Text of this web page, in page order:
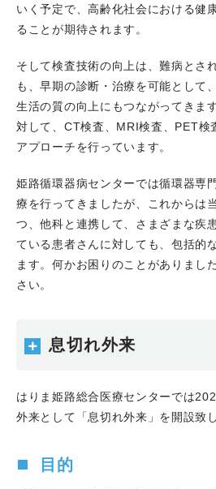
2024.07.31Coronary
され、高谷具史科長が寄稿しま
1．DCBの作用機序を解明す
その1：Late lumen enlargement
2024.07.18
当科で研修をされ
reportがCirculation Reports誌に
2024.07.14
当科OBの藤井政佳
2024.07.05 はり姫 Workshop
院でWorkshopを開催しました。
2024.06.20 平成6年度 はり姫健
当科の松尾晃樹医師が、講師を
2024.06.06 舛本慧子先生の
Heart Journal Case Reportsに
受賞しました。
た。
特集：負荷心エコーで疾患の何
2024.04.19-21
いく予定で、高齢化社会における健
ることが期待されます。
そして検査技術の向上は、難病とさ
も、早期の診断・治療を可能として
生活の質の向上にもつながってきま
対して、CT検査、MRI検査、PET検
アプローチを行っています。
姫路循環器病センターでは循環器専
療を行ってきましたが、これからは
つ、他科と連携して、さまざまな疾
ている患者さんに対しても、包括的
ます。何かお困りのことがありまし
さい。
息切れ外来
はりま姫路総合医療センターでは
外来として「息切れ外来」を開設致
目的